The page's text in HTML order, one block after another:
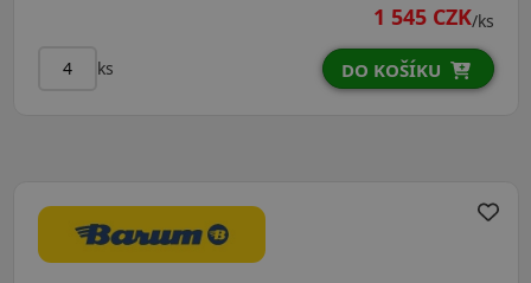
1 545 CZK/ks
ks DO KOŠÍKU